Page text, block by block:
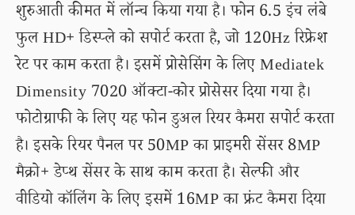
शुरुआती कीमत में लॉन्च किया गया है। फोन 6.5 इंच लंबे
फुल HD+ डिस्प्ले को सपोर्ट करता है, जो 120Hz रिफ्रेश
रेट पर काम करता है। इसमें प्रोसेसिंग के लिए Mediatek
Dimensity 7020 ऑक्टा-कोर प्रोसेसर दिया गया है।
फोटोग्राफी के लिए यह फोन डुअल रियर कैमरा सपोर्ट करता
है। इसके रियर पैनल पर 50MP का प्राइमरी सेंसर 8MP
मैक्रो+ डेप्थ सेंसर के साथ काम करता है। सेल्फी और
वीडियो कॉलिंग के लिए इसमें 16MP का फ्रंट कैमरा दिया